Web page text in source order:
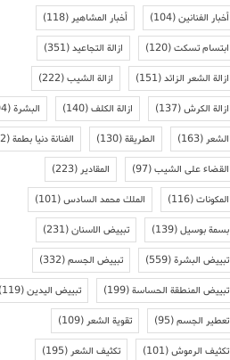
أخبار الفنانين(104) أخبار المشاهير(118)
ابتسام تسكت(120) ازالة التجاعيد(351)
ازالة الشعر الزائد(151) ازالة الشيب(222)
ازالة الكرش(137) ازالة الكلف(140) البشرة(194)
الشعر(163) الطريقة(130) الفنانة دنيا بطمة(142)
القضاء على الشيب(97) المقادير(223)
المكونات(116) الملك محمد السادس(101)
بسمة بوسيل(139) تبييض الاسنان(231)
تبييض البشرة(559) تبييض الجسم(332)
تبييض المنطقة الحساسة(199) تبييض اليدين(119)
تعطير الجسم(95) تقوية الشعر(109)
تكثيف الرموش(101) تكثيف الشعر(195)